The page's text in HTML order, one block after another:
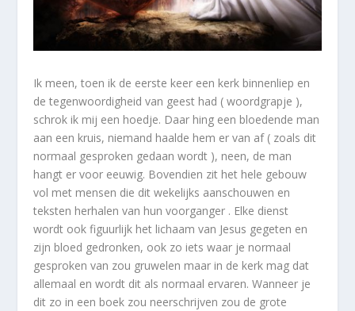
Ik meen, toen ik de eerste keer een kerk binnenliep en
de tegenwoordigheid van geest had ( woordgrapje ),
schrok ik mij een hoedje. Daar hing een bloedende man
aan een kruis, niemand haalde hem er van af ( zoals dit
normaal gesproken gedaan wordt ), neen, de man
hangt er voor eeuwig. Bovendien zit het hele gebouw
vol met mensen die dit wekelijks aanschouwen en
teksten herhalen van hun voorganger . Elke dienst
wordt ook figuurlijk het lichaam van Jesus gegeten en
zijn bloed gedronken, ook zo iets waar je normaal
gesproken van zou gruwelen maar in de kerk mag dat
allemaal en wordt dit als normaal ervaren. Wanneer je
dit zo in een boek zou neerschrijven zou de grote